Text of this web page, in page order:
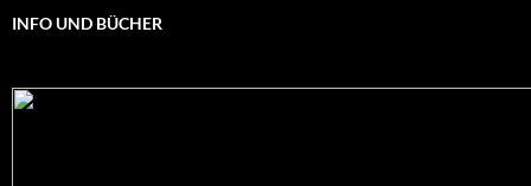
INFO UND BÜCHER